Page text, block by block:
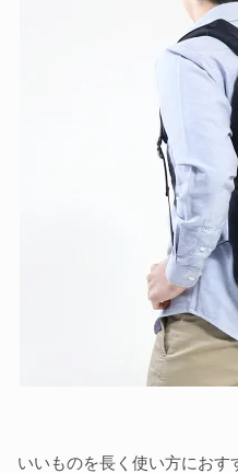
いいものを長く使い方におす